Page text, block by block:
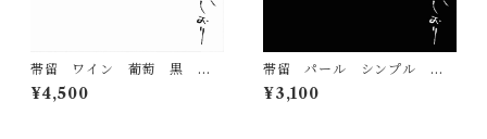
帯留 ワイン 葡萄 黒 花
しおり 大原商店 帯飾り
日本製 和装小物
¥4,500
帯留 パール シンプル
赤 花しおり 大原商店 帯
飾り 日本製 和装小物
¥3,100